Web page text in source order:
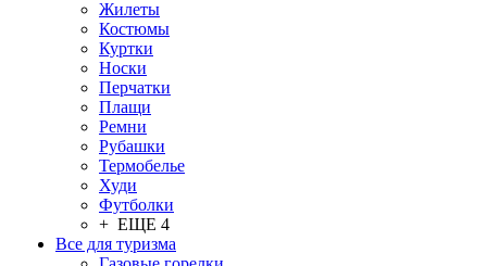
Жилеты
Костюмы
Куртки
Носки
Перчатки
Плащи
Ремни
Рубашки
Термобелье
Худи
Футболки
+ ЕЩЕ 4
Все для туризма